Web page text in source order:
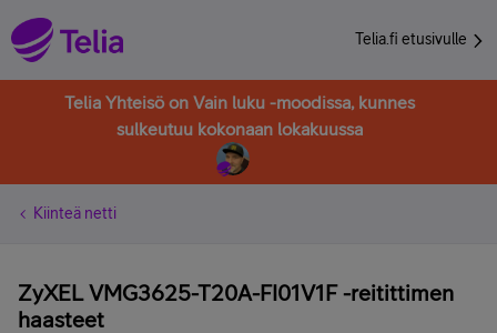
Telia.fi etusivulle
Telia Yhteisö on Vain luku -moodissa, kunnes
sulkeutuu kokonaan lokakuussa
Kiinteä netti
ZyXEL VMG3625-T20A-FI01V1F -reitittimen
haasteet